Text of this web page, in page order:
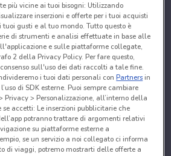
più vicine ai tuoi bisogni: Utilizzando
inserzioni e offerte per i tuoi acquisti
gusti e al tuo mondo. Tutto questo è
di strumenti e analisi effettuate in base alle
e sulle piattaforme collegate,
2 della Privacy Policy. Per fare questo,
sull'uso dei dati raccolti a tale fine.
i tuoi dati personali conPartnersin
di SDK esterne. Puoi sempre cambiare
Privacy > Personalizzazione, all’interno della
se accetti: Le inserzioni pubblicitarie che
potranno trattare di argomenti relativi
su piattaforme esterne a
se un servizio a noi collegato ci informa
di viaggi, potremo mostrarti delle offerte a